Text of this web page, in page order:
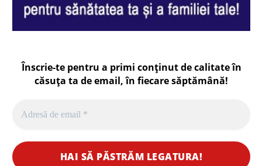
Înscrie-te pentru a primi conținut de calitate în
căsuța ta de email, în fiecaresăptămână!